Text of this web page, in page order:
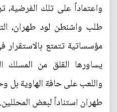
واعتماداً على تلك
طلب واشنطن لود طهران،
مؤسساتية تتمتع
يساورها القلق من المسلك
واللعب على حافة الهاوية
طهران استناداً لبعض المحللين.